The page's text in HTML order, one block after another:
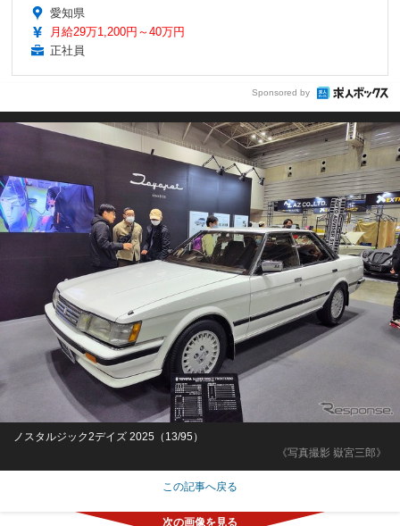
愛知県
月給29万1,200円～40万円
正社員
Sponsored by
《写真撮影 嶽宮三郎》
ノスタルジック2デイズ 2025（13/95）
この記事へ戻る